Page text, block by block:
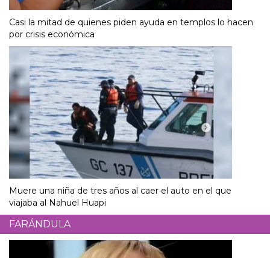
Casi la mitad de quienes piden ayuda en templos lo hacen
por crisis económica
Muere una niña de tres años al caer el auto en el que
viajaba al Nahuel Huapi
FARÁNDULA